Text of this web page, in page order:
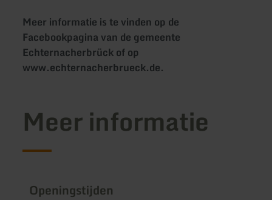
Meer informatie is te vinden op de
Facebookpagina van de gemeente
Echternacherbrück of op
www.echternacherbrueck.de.
Meer informatie
Openingstijden